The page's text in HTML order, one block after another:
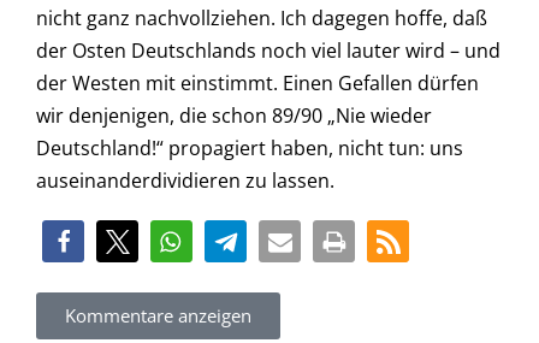
nicht ganz nachvollziehen. Ich dagegen hoffe, daß
der Osten Deutschlands noch viel lauter wird – und
der Westen mit einstimmt. Einen Gefallen dürfen
wir denjenigen, die schon 89/90 „Nie wieder
Deutschland!“ propagiert haben, nicht tun: uns
auseinanderdividieren zu lassen.
Kommentare anzeigen